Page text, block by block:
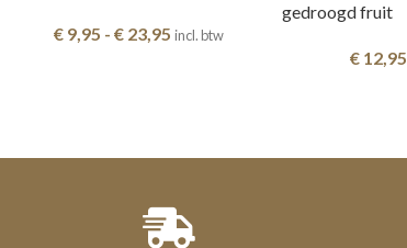
€9,95 - €23,95 incl. btw
gedroogd fruit
€12,95